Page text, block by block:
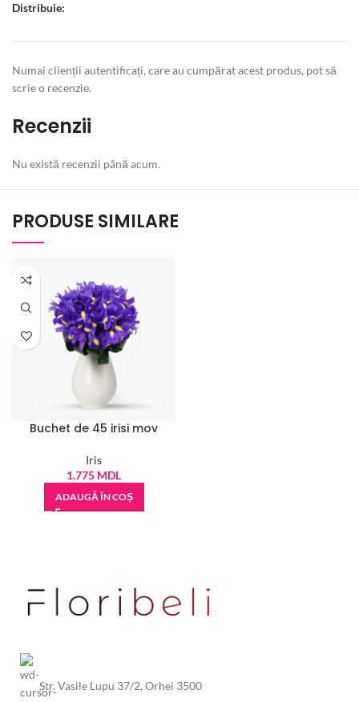
Distribuie:
Recenzii
Nu există recenzii până acum.
Numai clienții autentificați, care au cumpărat acest produs, pot să
scrie o recenzie.
PRODUSE SIMILARE
Buchet de 45 irisi mov
Iris
1.775 MDL
ADAUGĂ ÎN COȘ
Str. Vasile Lupu 37/2, Orhei 3500